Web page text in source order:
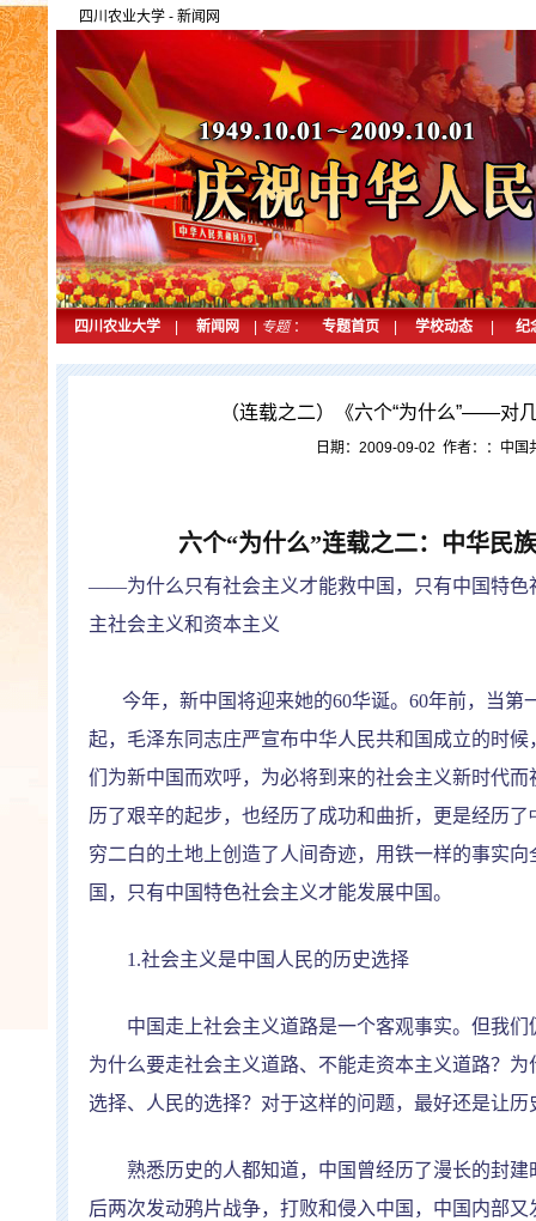
四川农业大学 - 新闻网
四川农业大学 新闻网 专题： 专题首页 学校动态 纪
（连载之二）《六个“为什么”——对
日期：2009-09-02 作者：：中国
六个“为什么”连载之二：中华民
——为什么只有社会主义才能救中国，只有中国特
主社会主义和资本主义
今年，新中国将迎来她的60华诞。 60年前，当第
起，毛泽东同志庄严宣布中华人民共和国成立的时
们为新中国而欢呼，为必将到来的社会主义新时代而
历了艰辛的起步，也经历了成功和曲折，更是经历了
穷二白的土地上创造了人间奇迹，用铁一样的事实
国，只有中国特色社会主义才能发展中国。
1.社会主义是中国人民的历史选择
中国走上社会主义道路是一个客观事实。但我们
为什么要走社会主义道路、不能走资本主义道路？
选择、人民的选择？对于这样的问题，最好还是让历
熟悉历史的人都知道，中国曾经历了漫长的封建
后两次发动鸦片战争，打败和侵入中国，中国内部又